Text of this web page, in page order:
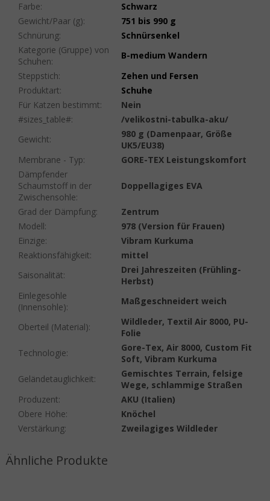
Farbe:
Schwarz
Gewicht/Paar (g):
751 bis 990 g
Schnürung:
Schnürsenkel
Kategorie (Gruppe) von
Schuhen:
B-medium Wandern
Steppstich:
Zehen und Fersen
Produktart:
Schuhe
Für Katzen bestimmt:
Nein
#sizes_table#:
/velikostni-tabulka-aku/
Gewicht:
980 g (Damenpaar, Größe
UK5/EU38)
Membrane - Typ:
GORE-TEX Leistungskomfort
Dämpfender
Schaumstoff in der
Zwischensohle:
Doppellagiges EVA
Grad der Dämpfung:
Zentrum
Modell:
978 (Version für Frauen)
Einzige:
Vibram Kurkuma
Reaktionsfähigkeit:
mittel
Saisonalität:
Drei Jahreszeiten (Frühling-
Herbst)
Einlegesohle
(Innensohle):
Maßgeschneidert weich
Oberteil (Material):
Wildleder, Textil Air 8000, PU-
Folie
Technologie:
Gore-Tex, Air 8000, Custom Fit
Soft, Vibram Kurkuma
Geländetauglichkeit:
Gemischtes Terrain, felsige
Wege, schlammige Straßen
Produzent:
AKU (Italien)
Obere Höhe:
Knöchel
Verstärkung: Zweilagiges Wildleder